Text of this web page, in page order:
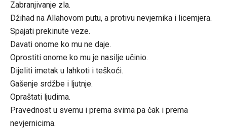
Zabranjivanje zla.
Džihad na Allahovom putu, a protivu nevjernika i licemjera.
Spajati prekinute veze.
Davati onome ko mu ne daje.
Oprostiti onome ko mu je nasilje učinio.
Dijeliti imetak u lahkoti i teškoći.
Gašenje srdžbe i ljutnje.
Opraštati ljudima.
Pravednost u svemu i prema svima pa čak i prema
nevjernicima.